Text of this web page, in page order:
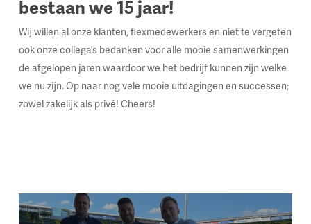
bestaan we 15 jaar!
Wij willen al onze klanten, flexmedewerkers en niet te vergeten
ook onze collega’s bedanken voor alle mooie samenwerkingen
de afgelopen jaren waardoor we het bedrijf kunnen zijn welke
we nu zijn. Op naar nog vele mooie uitdagingen en successen;
zowel zakelijk als privé! Cheers!